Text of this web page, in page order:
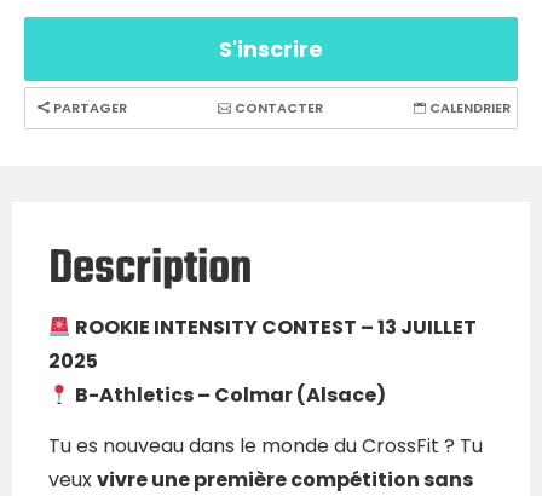
S'inscrire
PARTAGER CONTACTER CALENDRIER
Description
ROOKIE INTENSITY CONTEST – 13 JUILLET
2025
B-Athletics – Colmar (Alsace)
Tu es nouveau dans le monde du CrossFit ? Tu
veuxvivre une première compétition sans